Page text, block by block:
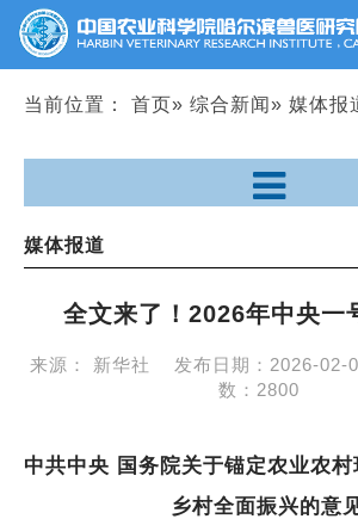
当前位置： 首页» 综合新闻» 媒体报
媒体报道
全文来了！2026年中央一
来源： 新华社 发布日期： 2026-02-
数： 2800
中共中央 国务院关于锚定农业农
乡村全面振兴的意